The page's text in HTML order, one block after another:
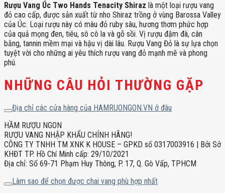
Rượu Vang Úc Two Hands Tenacity Shiraz là một loại rượu vang
đỏ cao cấp, được sản xuất từ nho Shiraz trồng ở vùng Barossa Valley
của Úc. Loại rượu này có màu đỏ ruby sâu, hương thơm phức hợp
của quả mọng đen, tiêu, sô cô la và gỗ sồi. Vị rượu đậm đà, cân
bằng, tannin mềm mại và hậu vị dài lâu. Rượu Vang Đỏ là sự lựa chọn
tuyệt vời cho những ai yêu thích rượu vang đỏ mạnh mẽ và phong
phú.
NHỮNG CÂU HỎI THƯỜNG GẶP
Địa chỉ các cửa hàng của HAMRUONGON.VN ở đâu
HẦM RƯỢU NGON
RƯỢU VANG NHẬP KHẨU CHÍNH HÃNG!
CÔNG TY TNHH TM XNK K HOUSE – GPKD số 0317003916 | Bởi Sở
KHĐT TP. Hồ Chí Minh cấp: 29/10/2021
Địa chỉ: Số 69-71 Phạm Huy Thông, P. 17, Q. Gò Vấp, TPHCM
Làm sao để chọn được chai vang phù hợp nhất